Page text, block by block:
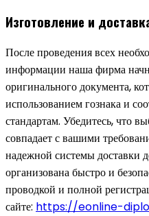
Изготовление и
После проведения всех
информации наша фирма
оригинального документа,
использованием гознака и
стандартам. Убедитесь, что
совпадает с вашими
надежной системы доставки
организована быстро и
проводкой и полной
сайте: https://eonline-